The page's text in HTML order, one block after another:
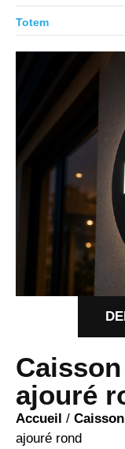
Totem
ajouré
Accueil /
ajouré rond